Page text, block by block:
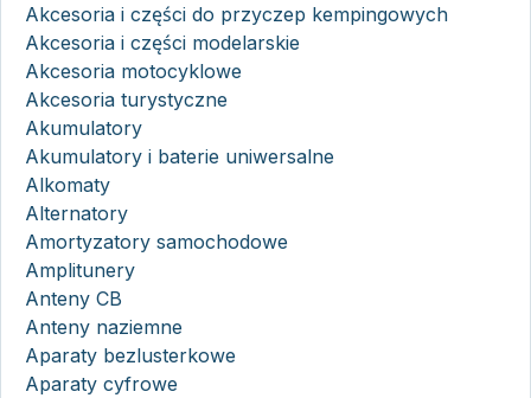
Akcesoria i części do przyczep kempingowych
Akcesoria i części modelarskie
Akcesoria motocyklowe
Akcesoria turystyczne
Akumulatory
Akumulatory i baterie uniwersalne
Alkomaty
Alternatory
Amortyzatory samochodowe
Amplitunery
Anteny CB
Anteny naziemne
Aparaty bezlusterkowe
Aparaty cyfrowe